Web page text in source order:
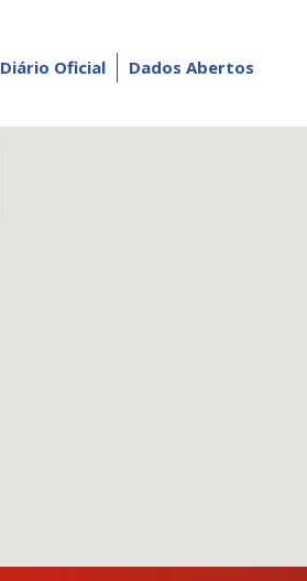
Diário Oficial Dados Abertos